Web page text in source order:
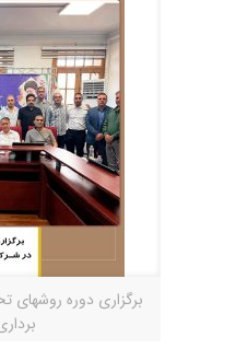
برگزاری دوره روشهای